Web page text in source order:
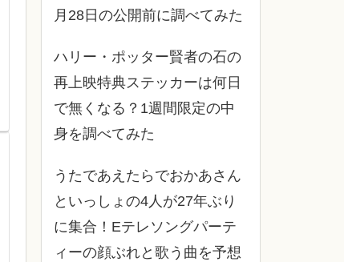
月28日の公開前に調べてみた
ハリー・ポッター賢者の石の
再上映特典ステッカーは何日
で無くなる？1週間限定の中
身を調べてみた
うたであえたらでおかあさん
といっしょの4人が27年ぶり
に集合！Eテレソングパーテ
ィーの顔ぶれと歌う曲を予想